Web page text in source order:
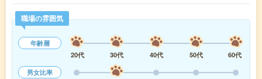
職場の雰囲気
年齢層
20代
30代 40代 50代
60代
男女比率